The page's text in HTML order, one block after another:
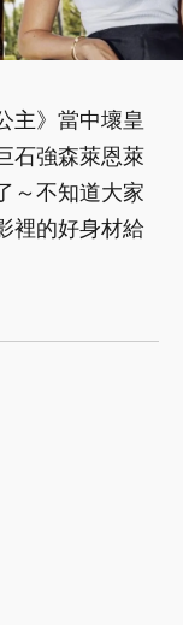
主》當中壞皇
石強森萊恩萊
～不知道大家
裡的好身材給